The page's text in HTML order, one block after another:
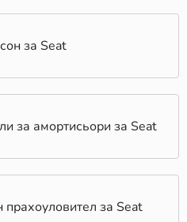
В КарАуто.БГ
нашата интуитивна
бързо и лесно да
вашия автомобил. Просто
и двигателя на
списък с наличните
няколко основни
под внимание:
на вашия автомобил
за Seat
за амортисьори за Seat
за Seat